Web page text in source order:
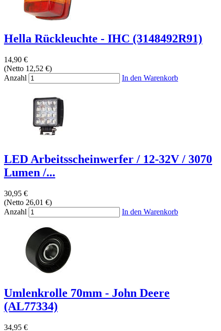
Hella Rückleuchte - IHC (3148492R91)
14,90 €
(Netto 12,52 €)
Anzahl
In den Warenkorb
LED Arbeitsscheinwerfer / 12-32V / 3070
Lumen /...
30,95 €
(Netto 26,01 €)
Anzahl
In den Warenkorb
Umlenkrolle 70mm - John Deere
(AL77334)
34,95 €